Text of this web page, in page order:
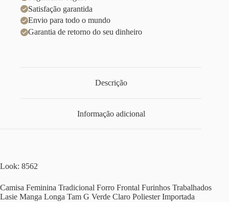
Satisfação garantida
Envio para todo o mundo
Garantia de retorno do seu dinheiro
Descrição
Informação adicional
Look: 8562
Camisa Feminina Tradicional Forro Frontal Furinhos Trabalhados
Lasie Manga Longa Tam G Verde Claro Poliester Importada